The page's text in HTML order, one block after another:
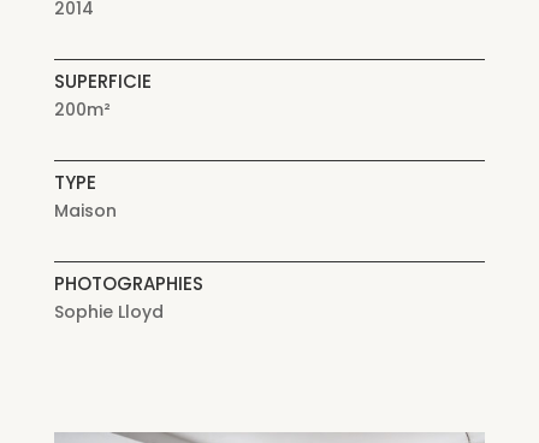
2014
SUPERFICIE
200m²
TYPE
Maison
PHOTOGRAPHIES
Sophie Lloyd